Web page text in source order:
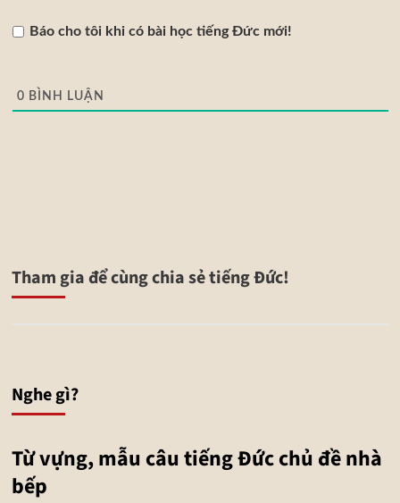
Báo cho tôi khi có bài học tiếng Đức mới!
0 BÌNH LUẬN
Tham gia để cùng chia sẻ tiếng Đức!
Nghe gì?
Từ vựng, mẫu câu tiếng Đức chủ đề nhà
bếp